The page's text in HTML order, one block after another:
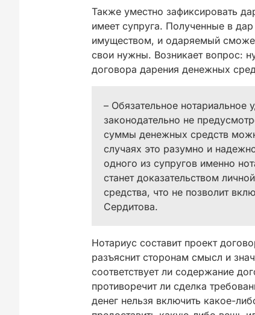
Также уместно зафиксировать
имеет супруга. Полученные в
имуществом, и одаряемый
свои нужны. Возникает вопрос:
договора дарения денежных
– Обязательное нотариальное
законодательно не
суммы денежных средств
случаях это разумно и
одного из супругов именно
станет доказательством
средства, что не позволит
Сердитова.
Нотариус составит проект
разъяснит сторонам смысл и
соответствует ли содержание
противоречит ли сделка
денег нельзя включить какое-